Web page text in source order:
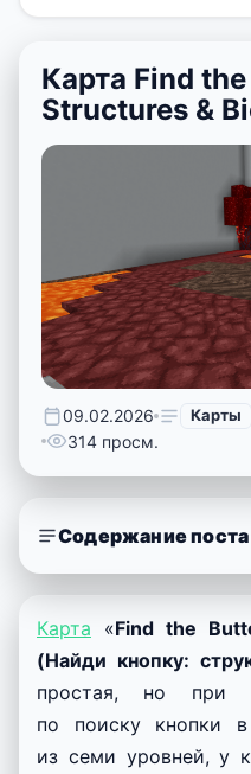
2 964
Карта Find
Structures &
09.02.2026 Карты
314 просм.
Содержание поста
Карта «Find the
(Найди кнопку:
простая, но при
по поиску кнопки в
из семи уровней, у